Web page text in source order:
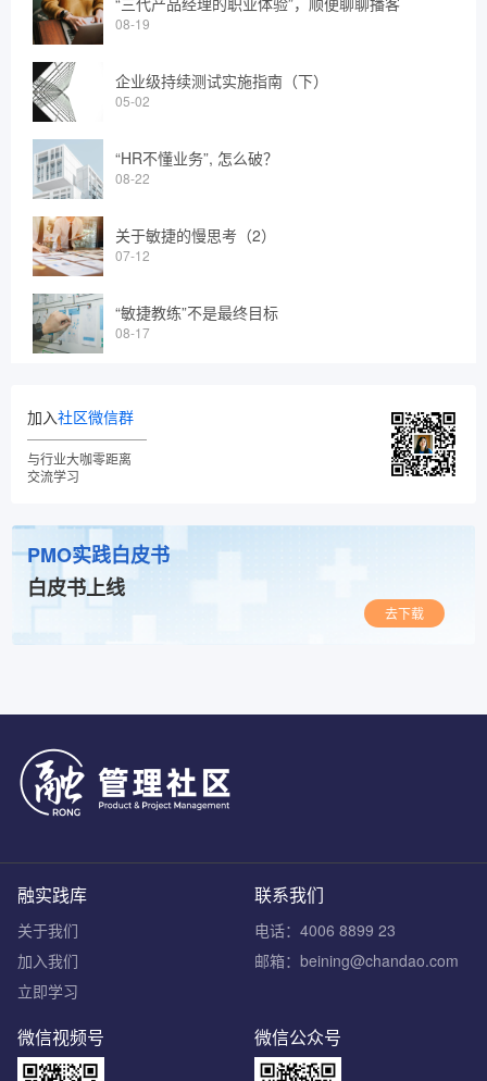
08-19
企业级持续测试实施指南（下）
05-02
“HR不懂业务”, 怎么破？
08-22
关于敏捷的慢思考（2）
07-12
“敏捷教练”不是最终目标
08-17
加入社区微信群
与行业大咖零距离
交流学习
PMO实践白皮书
白皮书上线
去下载
联系我们
电话：4006 8899 23
邮箱：beining@chandao.com
融实践库
关于我们
加入我们
立即学习
微信公众号
微信视频号